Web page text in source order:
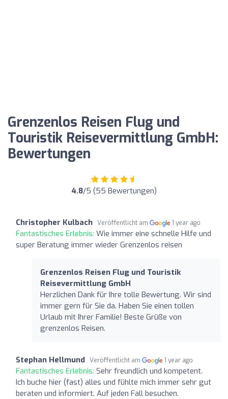
Grenzenlos Reisen Flug und
Touristik Reisevermittlung GmbH:
Bewertungen
4.8/5 (55 Bewertungen)
Christopher Kulbach Veröffentlicht am 1 year ago
Fantastisches Erlebnis: Wie immer eine schnelle Hilfe und
super Beratung immer wieder Grenzenlos reisen
Grenzenlos Reisen Flug und Touristik
Reisevermittlung GmbH
Herzlichen Dank für Ihre tolle Bewertung. Wir sind
immer gern für Sie da. Haben Sie einen tollen
Urlaub mit Ihrer Familie! Beste Grüße von
grenzenlos Reisen.
Stephan Hellmund Veröffentlicht am 1 year ago
Fantastisches Erlebnis: Sehr freundlich und kompetent.
Ich buche hier (fast) alles und fühlte mich immer sehr gut
beraten und informiert. Auf jeden Fall besuchen.